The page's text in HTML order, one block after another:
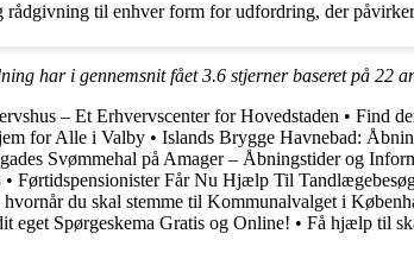
til enhver form for udfordring, der
har i gennemsnit fået3.6 stjerner baseret på 22
– Et Erhvervscenter for Hovedstaden • Find
for Alle i Valby • Islands Brygge Havnebad:
Svømmehal på Amager – Åbningstider og
• Førtidspensionister Får Nu Hjælp Til
du skal stemme til Kommunalvalget i
eget Spørgeskema Gratis og Online! • Få hjælp til